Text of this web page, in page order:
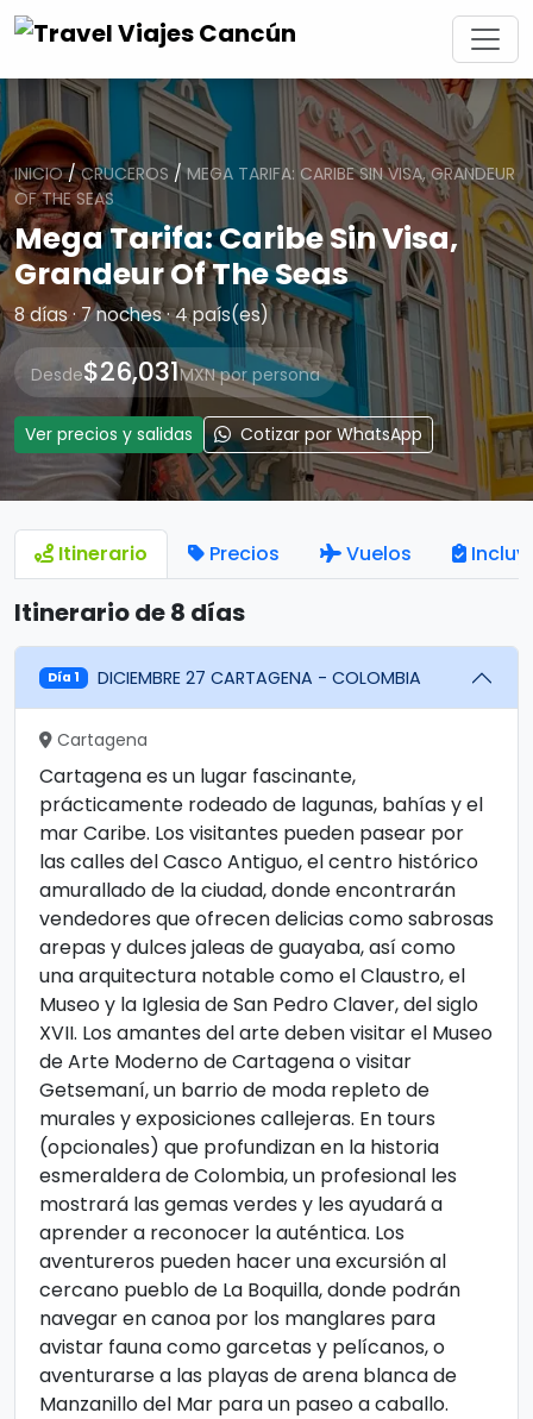
INICIO/CRUCEROS /MEGA TARIFA: CARIBE SIN VISA, GRANDEUR
OF THE SEAS
Mega Tarifa: Caribe Sin Visa,
Grandeur Of The Seas
8 días · 7 noches · 4 país(es)
Desde$26,031MXN por persona
Ver precios y salidas Cotizar por WhatsApp
Itinerario Precios Vuelos
Itinerario de 8 días
Día 1 DICIEMBRE 27 CARTAGENA - COLOMBIA
Cartagena
Cartagena es un lugar fascinante,
prácticamente rodeado de lagunas, bahías y el
mar Caribe. Los visitantes pueden pasear por
las calles del Casco Antiguo, el centro histórico
amurallado de la ciudad, donde encontrarán
vendedores que ofrecen delicias como sabrosas
arepas y dulces jaleas de guayaba, así como
una arquitectura notable como el Claustro, el
Museo y la Iglesia de San Pedro Claver, del siglo
XVII. Los amantes del arte deben visitar el Museo
de Arte Moderno de Cartagena o visitar
Getsemaní, un barrio de moda repleto de
murales y exposiciones callejeras. En tours
(opcionales) que profundizan en la historia
esmeraldera de Colombia, un profesional les
mostrará las gemas verdes y les ayudará a
aprender a reconocer la auténtica. Los
aventureros pueden hacer una excursión al
cercano pueblo de La Boquilla, donde podrán
navegar en canoa por los manglares para
avistar fauna como garcetas y pelícanos, o
aventurarse a las playas de arena blanca de
Manzanillo del Mar para un paseo a caballo.